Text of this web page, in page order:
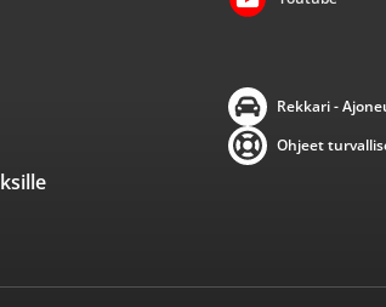
Rekkari -
Ohjeet